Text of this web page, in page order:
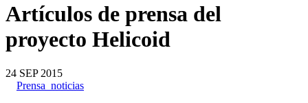
Artículos de prensa del
proyecto Helicoid
24 SEP 2015
Prensa_noticias